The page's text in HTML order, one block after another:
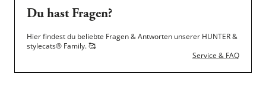
Du hast Fragen?
Hier findest du beliebte Fragen & Antworten unserer HUNTER &
stylecats® Family.🥰
Service & FAQ